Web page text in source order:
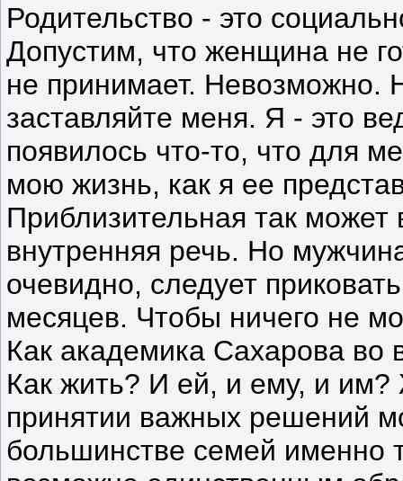
Родительство - это
Допустим, что женщина не
не принимает. Невозможно.
заставляйте меня. Я - это
появилось что-то, что для
мою жизнь, как я ее
Приблизительная так может
внутренняя речь. Но
очевидно, следует
месяцев. Чтобы ничего не
Как академика Сахарова во
Как жить? И ей, и ему, и
принятии важных решений
большинстве семей именно